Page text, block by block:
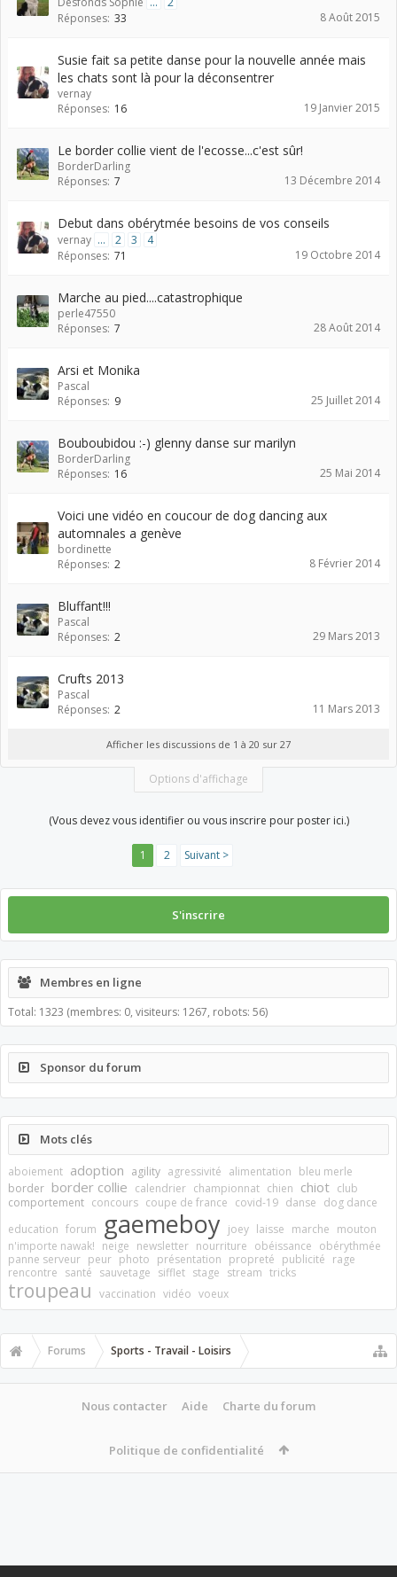
Réponses: 33 8 Août 2015
Susie fait sa petite danse pour la nouvelle année mais
les chats sont là pour la déconsentrer
vernay
Réponses: 16 19 Janvier 2015
Le border collie vient de l'ecosse...c'est sûr!
BorderDarling
Réponses: 7 13 Décembre 2014
Debut dans obérytmée besoins de vos conseils
vernay ... 2 3
4
Réponses: 71 19 Octobre 2014
Marche au pied....catastrophique
perle47550
Réponses: 7 28 Août 2014
Arsi et Monika
Pascal
Réponses: 9 25 Juillet 2014
Bouboubidou :-) glenny danse sur marilyn
BorderDarling
Réponses: 16 25 Mai 2014
Voici une vidéo en coucour de dog dancing aux
automnales a genève
bordinette
Réponses: 2 8 Février 2014
Bluffant!!!
Pascal
Réponses: 2 29 Mars 2013
Crufts 2013
Pascal
Réponses: 2 11 Mars 2013
Afficher les discussions de 1 à 20 sur 27
Options d'affichage
(Vous devez vous identifier ou vous inscrire pour poster ici.)
1 2 Suivant >
S'inscrire
Membres en ligne
Total: 1323 (membres: 0, visiteurs: 1267, robots: 56)
Sponsor du forum
Mots clés
aboiement adoption agility agressivité alimentation bleu merle
border border collie calendrier championnat chien chiot club
comportement concours coupe de france covid-19 danse dog dance
education forum gaemeboy joey laisse marche mouton
n'importe nawak! neige newsletter nourriture obéissance obérythmée
panne serveur peur photo présentation propreté publicité rage
rencontre santé sauvetage sifflet stage stream tricks
troupeau vaccination vidéo voeux
Forums Sports - Travail - Loisirs
Nous contacter Aide Charte du forum
Politique de confidentialité